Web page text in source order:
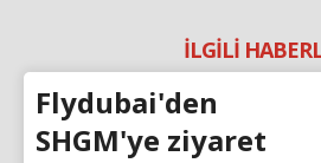
İLGİLİ
Flydubai'den
SHGM'ye ziyaret